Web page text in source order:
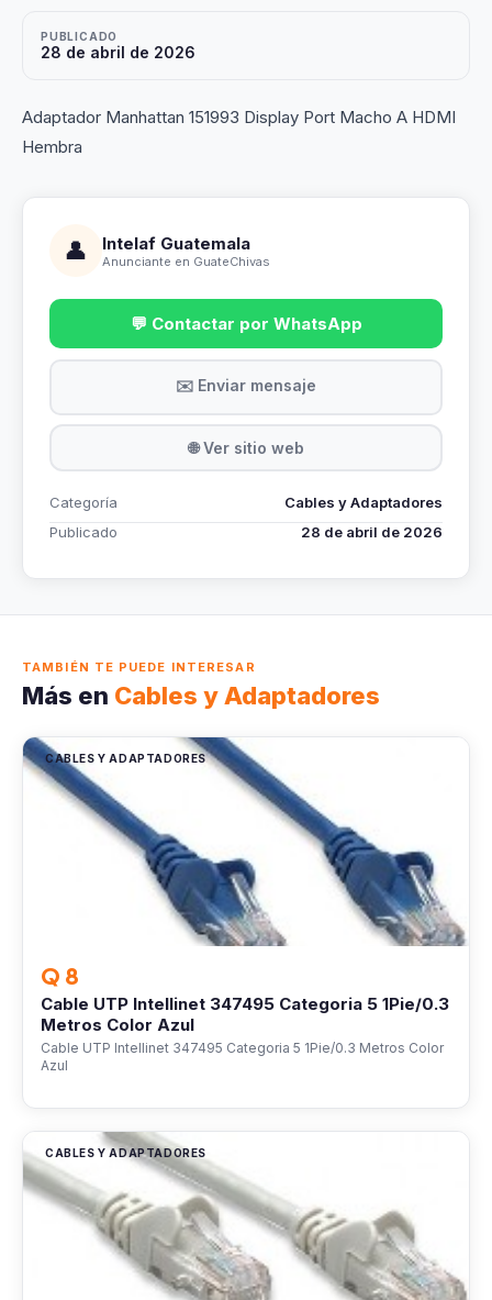
PUBLICADO
28 de abril de 2026
Adaptador Manhattan 151993 Display Port Macho A HDMI
Hembra
👤 Intelaf Guatemala
Anunciante en GuateChivas
💬 Contactar por WhatsApp
✉️ Enviar mensaje
🌐 Ver sitio web
Categoría
Cables y Adaptadores
Publicado
28 de abril de 2026
TAMBIÉN TE PUEDE INTERESAR
Más en Cables y Adaptadores
CABLES Y ADAPTADORES
Q 8
Cable UTP Intellinet 347495 Categoria 5 1Pie/0.3
Metros Color Azul
Cable UTP Intellinet 347495 Categoria 5 1Pie/0.3 Metros Color
Azul
CABLES Y ADAPTADORES